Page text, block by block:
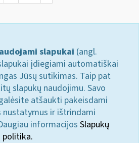
slapukai (angl.
įdiegiami automatiškai
Jūsų sutikimas. Taip pat
slapukų naudojimu. Savo
atšaukti pakeisdami
nustatymus ir ištrindami
informacijos Slapukų
politika.